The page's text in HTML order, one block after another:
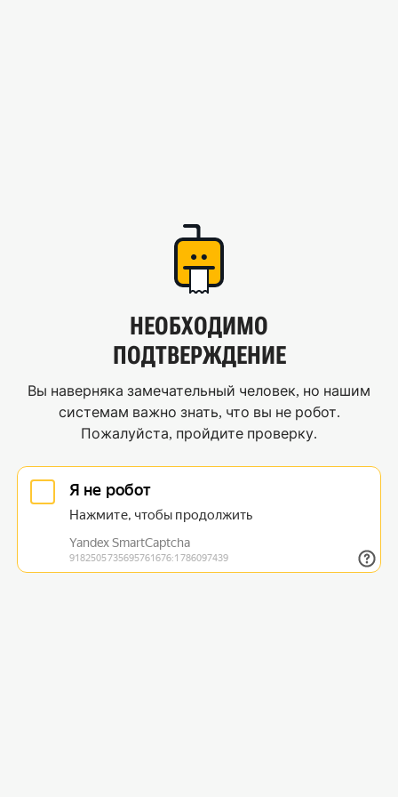
НЕОБХОДИМО
ПОДТВЕРЖДЕНИЕ
Вы наверняка замечательный человек, но нашим
системам важно знать, что вы не робот.
Пожалуйста, пройдите проверку.